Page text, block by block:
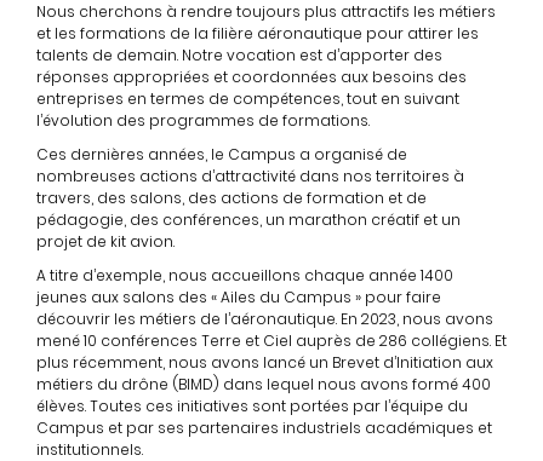
Nous cherchons à rendre toujours plus attractifs les métiers
et les formations de la filière aéronautique pour attirer les
talents de demain. Notre vocation est d’apporter des
réponses appropriées et coordonnées aux besoins des
entreprises en termes de compétences, tout en suivant
l’évolution des programmes de formations.
Ces dernières années, le Campus a organisé de
nombreuses actions d’attractivité dans nos territoires à
travers, des salons, des actions de formation et de
pédagogie, des conférences, un marathon créatif et un
projet de kit avion.
A titre d’exemple, nous accueillons chaque année 1400
jeunes aux salons des « Ailes du Campus » pour faire
découvrir les métiers de l’aéronautique. En 2023, nous avons
mené 10 conférences Terre et Ciel auprès de 286 collégiens. Et
plus récemment, nous avons lancé un Brevet d’Initiation aux
métiers du drône (BIMD) dans lequel nous avons formé 400
élèves. Toutes ces initiatives sont portées par l’équipe du
Campus et par ses partenaires industriels académiques et
institutionnels.